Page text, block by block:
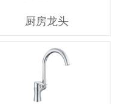
厨房龙头